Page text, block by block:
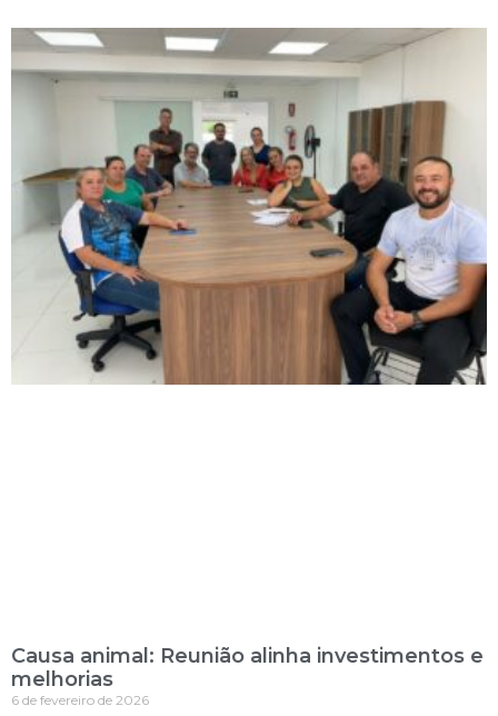
Causa animal: Reunião alinha investimentos e
melhorias
6 de fevereiro de 2026